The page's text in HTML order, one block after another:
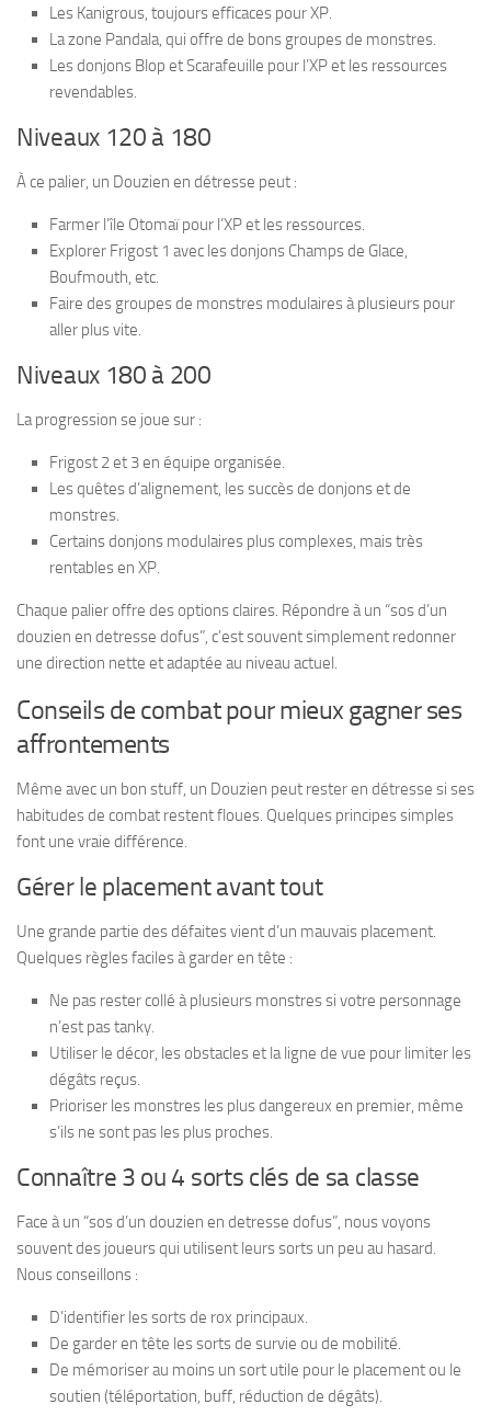
Les Kanigrous, toujours efficaces pour XP.
La zone Pandala, qui offre de bons groupes de monstres.
Les donjons Blop et Scarafeuille pour l’XP et les ressources
revendables.
Niveaux 120 à 180
À ce palier, un Douzien en détresse peut :
Farmer l’île Otomaï pour l’XP et les ressources.
Explorer Frigost 1 avec les donjons Champs de Glace,
Boufmouth, etc.
Faire des groupes de monstres modulaires à plusieurs pour
aller plus vite.
Niveaux 180 à 200
La progression se joue sur :
Frigost 2 et 3 en équipe organisée.
Les quêtes d’alignement, les succès de donjons et de
monstres.
Certains donjons modulaires plus complexes, mais très
rentables en XP.
Chaque palier offre des options claires. Répondre à un “sos d’un
douzien en detresse dofus”, c’est souvent simplement redonner
une direction nette et adaptée au niveau actuel.
Conseils de combat pour mieux gagner ses
affrontements
Même avec un bon stuff, un Douzien peut rester en détresse si ses
habitudes de combat restent floues. Quelques principes simples
font une vraie différence.
Gérer le placement avant tout
Une grande partie des défaites vient d’un mauvais placement.
Quelques règles faciles à garder en tête :
Ne pas rester collé à plusieurs monstres si votre personnage
n’est pas tanky.
Utiliser le décor, les obstacles et la ligne de vue pour limiter les
dégâts reçus.
Prioriser les monstres les plus dangereux en premier, même
s’ils ne sont pas les plus proches.
Connaître 3 ou 4 sorts clés de sa classe
Face à un “sos d’un douzien en detresse dofus”, nous voyons
souvent des joueurs qui utilisent leurs sorts un peu au hasard.
Nous conseillons :
D’identifier les sorts de rox principaux.
De garder en tête les sorts de survie ou de mobilité.
De mémoriser au moins un sort utile pour le placement ou le
soutien (téléportation, buff, réduction de dégâts).